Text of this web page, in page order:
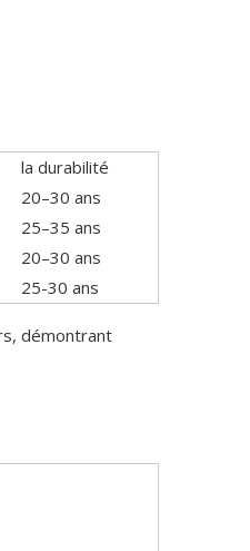
la durabilité
20–30 ans
25–35 ans
20–30 ans
25-30 ans
démontrant